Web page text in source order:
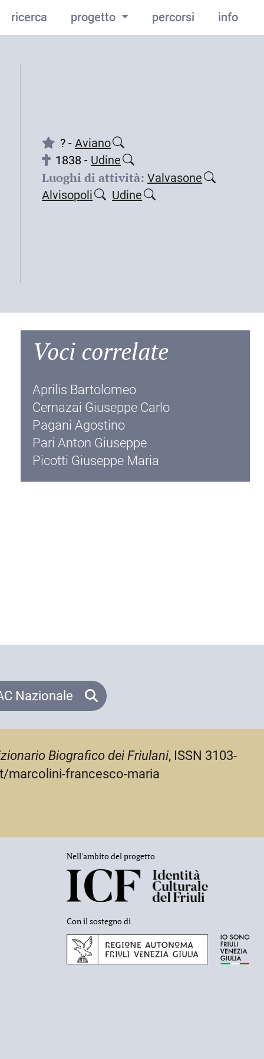
ricerca progetto percorsi info
? -Aviano
1838 - Udine
Luoghi di attività: Valvasone
Alvisopoli
Udine
Voci correlate
Aprilis Bartolomeo
Cernazai Giuseppe Carlo
Pagani Agostino
Pari Anton Giuseppe
Picotti Giuseppe Maria
Nazionale
Biografico dei Friulani, ISSN 3103-
marcolini-francesco-maria
Nell'ambito del progetto
Con il sostegno di